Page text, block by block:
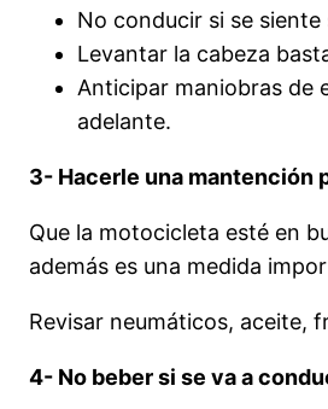
No conducir si se siente
Levantar la cabeza
Anticipar maniobras de
adelante.
3- Hacerle una mantención
Que la motocicleta esté en
además es una medida
Revisar neumáticos, aceite,
4- No beber si se va a